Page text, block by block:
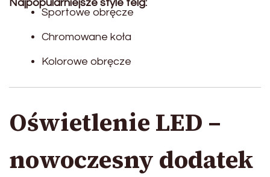
Najpopularniejsze style felg:
Sportowe obręcze
Chromowane koła
Kolorowe obręcze
Oświetlenie LED –
nowoczesny dodatek